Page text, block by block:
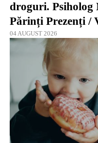
droguri. Psiholog
Părinți Prezenți /
04 AUGUST 2026